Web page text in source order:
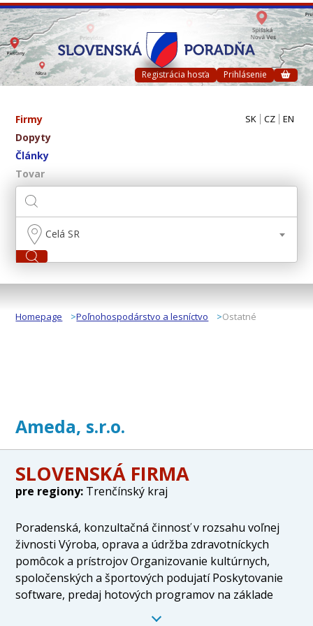
Registrácia hosťa Prihlásenie
Firmy
Dopyty
Články
Tovar
SK CZ EN
Celá SR
Homepage Poľnohospodárstvo a lesníctvo Ostatné
Ameda, s.r.o.
SLOVENSKÁ FIRMA
pre regiony: Trenčínský kraj
Poradenská, konzultačná činnosť v rozsahu voľnej
živnosti Výroba, oprava a údržba zdravotníckych
pomôcok a prístrojov Organizovanie kultúrnych,
spoločenských a športových podujatí Poskytovanie
software, predaj hotových programov na základe